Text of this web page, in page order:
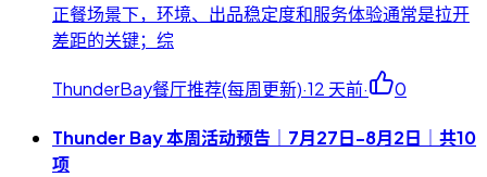
正餐场景下，环境、出品稳定度和服务体验通常是拉开
差距的关键；综
ThunderBay餐厅推荐(每周更新)·12 天前· 0
Thunder Bay 本周活动预告｜7月27日-8月2日｜共10
项